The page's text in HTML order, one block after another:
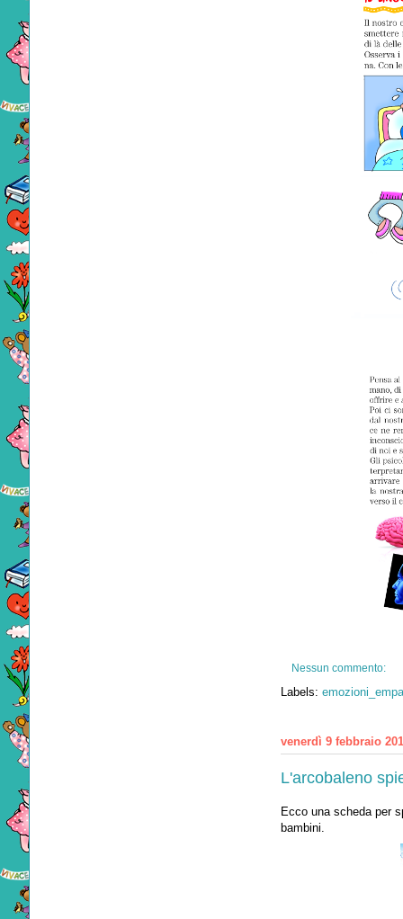
Nessun commento:
Labels:
venerdì 9 febbraio
L'arcobaleno
Ecco una scheda per
bambini.